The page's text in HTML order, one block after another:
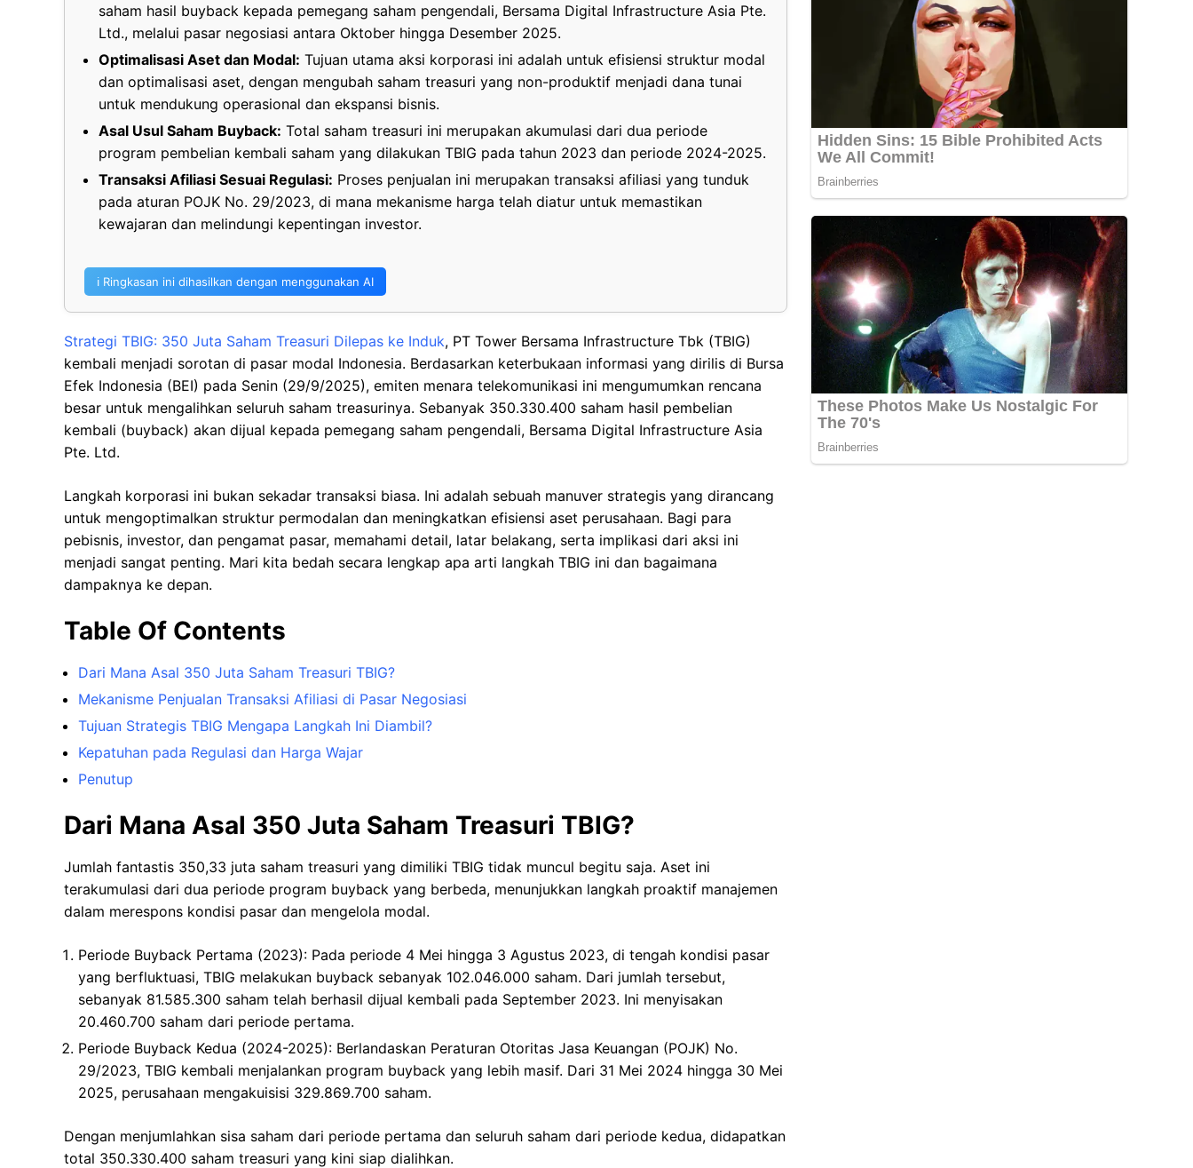
saham hasil buyback kepada pemegang saham pengendali, Bersama Digital Infrastructure Asia Pte.
Ltd., melalui pasar negosiasi antara Oktober hingga Desember 2025.
Optimalisasi Aset dan Modal: Tujuan utama aksi korporasi ini adalah untuk efisiensi struktur modal
dan optimalisasi aset, dengan mengubah saham treasuri yang non-produktif menjadi dana tunai
untuk mendukung operasional dan ekspansi bisnis.
Asal Usul Saham Buyback: Total saham treasuri ini merupakan akumulasi dari dua periode
program pembelian kembali saham yang dilakukan TBIG pada tahun 2023 dan periode 2024-2025.
Transaksi Afiliasi Sesuai Regulasi: Proses penjualan ini merupakan transaksi afiliasi yang tunduk
pada aturan POJK No. 29/2023, di mana mekanisme harga telah diatur untuk memastikan
kewajaran dan melindungi kepentingan investor.
ℹ️ Ringkasan ini dihasilkan dengan menggunakan AI
Strategi TBIG: 350 Juta Saham Treasuri Dilepas ke Induk, PT Tower Bersama Infrastructure Tbk (TBIG)
kembali menjadi sorotan di pasar modal Indonesia. Berdasarkan keterbukaan informasi yang dirilis di Bursa
Efek Indonesia (BEI) pada Senin (29/9/2025), emiten menara telekomunikasi ini mengumumkan rencana
besar untuk mengalihkan seluruh saham treasurinya. Sebanyak 350.330.400 saham hasil pembelian
kembali (buyback) akan dijual kepada pemegang saham pengendali, Bersama Digital Infrastructure Asia
Pte. Ltd.
Langkah korporasi ini bukan sekadar transaksi biasa. Ini adalah sebuah manuver strategis yang dirancang
untuk mengoptimalkan struktur permodalan dan meningkatkan efisiensi aset perusahaan. Bagi para
pebisnis, investor, dan pengamat pasar, memahami detail, latar belakang, serta implikasi dari aksi ini
menjadi sangat penting. Mari kita bedah secara lengkap apa arti langkah TBIG ini dan bagaimana
dampaknya ke depan.
Table Of Contents
Dari Mana Asal 350 Juta Saham Treasuri TBIG?
Mekanisme Penjualan Transaksi Afiliasi di Pasar Negosiasi
Tujuan Strategis TBIG Mengapa Langkah Ini Diambil?
Kepatuhan pada Regulasi dan Harga Wajar
Penutup
Dari Mana Asal 350 Juta Saham Treasuri TBIG?
Jumlah fantastis 350,33 juta saham treasuri yang dimiliki TBIG tidak muncul begitu saja. Aset ini
terakumulasi dari dua periode program buyback yang berbeda, menunjukkan langkah proaktif manajemen
dalam merespons kondisi pasar dan mengelola modal.
Periode Buyback Pertama (2023): Pada periode 4 Mei hingga 3 Agustus 2023, di tengah kondisi pasar
yang berfluktuasi, TBIG melakukan buyback sebanyak 102.046.000 saham. Dari jumlah tersebut,
sebanyak 81.585.300 saham telah berhasil dijual kembali pada September 2023. Ini menyisakan
20.460.700 saham dari periode pertama.
Periode Buyback Kedua (2024-2025): Berlandaskan Peraturan Otoritas Jasa Keuangan (POJK) No.
29/2023, TBIG kembali menjalankan program buyback yang lebih masif. Dari 31 Mei 2024 hingga 30 Mei
2025, perusahaan mengakuisisi 329.869.700 saham.
Dengan menjumlahkan sisa saham dari periode pertama dan seluruh saham dari periode kedua, didapatkan
total 350.330.400 saham treasuri yang kini siap dialihkan.